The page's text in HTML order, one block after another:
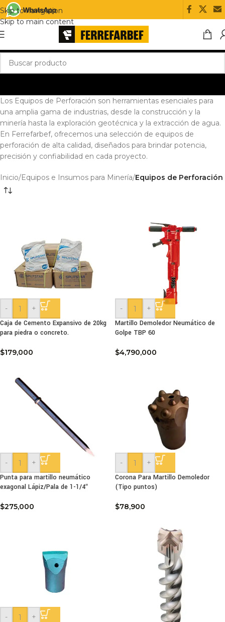
Skip to navigation
Skip to main content
Los Equipos de Perforación son herramientas esenciales para
una amplia gama de industrias, desde la construcción y la
minería hasta la exploración geotécnica y la extracción de agua.
En Ferrefarbef, ofrecemos una selección de equipos de
perforación de alta calidad, diseñados para brindar potencia,
precisión y confiabilidad en cada proyecto.
Inicio/Equipos e Insumos para Minería/Equipos de Perforación
-
+
Caja de Cemento Expansivo de 20kg
para piedra o concreto.
$179,000
-
+
Martillo Demoledor Neumático de
Golpe TBP 60
$4,790,000
-
+
Punta para martillo neumático
exagonal Lápiz/Pala de 1-1/4″
$275,000
-
+
Corona Para Martillo Demoledor
(Tipo puntos)
$78,900
-
+